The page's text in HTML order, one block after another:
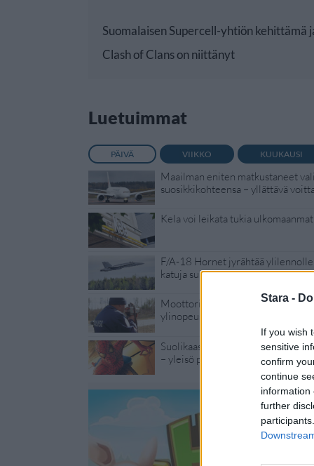
Stara -
If you wish
sensitive
confirm
continue
information
further
Suomalaisen Supercell-yhtiön kehittämä
Clash of Clans on niittänyt
Luetuimmat
PÄIVÄ VIIKKO KUUKAUSI
Maailman eniten matkustaneet
suosikkikohteensa – yllättävä
Kela voi leikata tukia
F/A-18 Hornet jyrähtää ylilennolle
katuja suljetaan
Moottoripyöräilijä pakeni poliisia
ylinopeus
Suolikaasun tuoksu levisi Spider-
– yleisö poistui paikalta